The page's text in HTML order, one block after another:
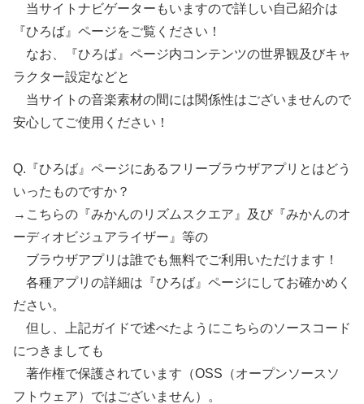
当サイトナビゲーターもいますので詳しい自己紹介は
『ひろば』ページをご覧ください！
なお、『ひろば』ページ内コンテンツの世界観及びキャ
ラクター設定などと
当サイトの音楽素材の間には関係性はございませんので
安心してご使用ください！
Q.『ひろば』ページにあるフリーブラウザアプリとはどう
いったものですか？
→こちらの『みかんのリズムスクエア』及び『みかんのオ
ーディオビジュアライザー』等の
ブラウザアプリは誰でも無料でご利用いただけます！
各種アプリの詳細は『ひろば』ページにしてお確かめく
ださい。
但し、上記ガイドで述べたようにこちらのソースコード
につきましても
著作権で保護されています（OSS（オープンソースソ
フトウェア）ではございません）。